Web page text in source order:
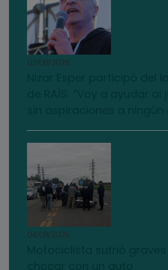
03/08/2026
04/08/2026